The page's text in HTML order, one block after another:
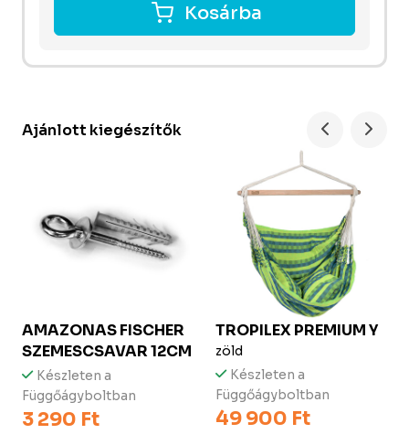
Kosárba
Ajánlott kiegészítők
AMAZONAS FISCHER
SZEMESCSAVAR 12CM
Készleten a
Függőágyboltban
3 290 Ft
TROPILEXPREMIUM Y
zöld
Készleten a
Függőágyboltban
49 900 Ft